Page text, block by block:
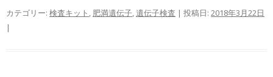
カテゴリー: 検査キット , 肥満遺伝子,遺伝子検査 | 投稿日: 2018年3月22日
|